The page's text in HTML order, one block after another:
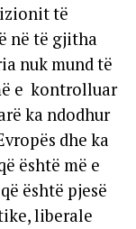
të
në të gjitha
nuk mund të
e kontrolluar
ka ndodhur
dhe ka
është më e
është pjesë
liberale